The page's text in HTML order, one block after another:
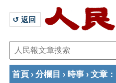
↺ 返回
首頁 › 分欄目 › 時事 › 文章 ：